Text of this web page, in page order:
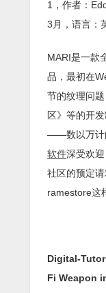
1，作者：
3月，语言：
MARI是一款
品，最初在
节的纹理问
区》等的开
——数以万计
软件深受欢
社区的预定
ramestore这
Digital-
Fi Weapon